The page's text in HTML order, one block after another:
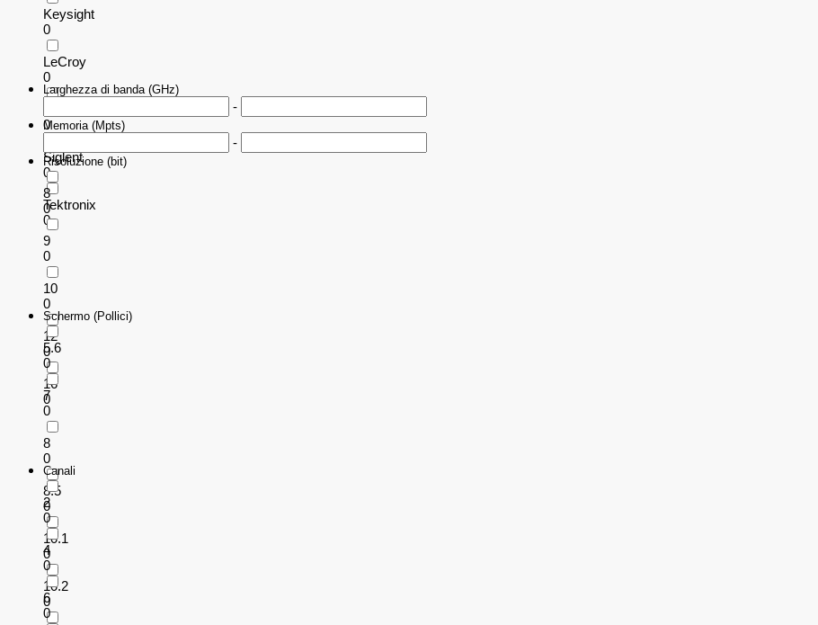
Keysight
0
LeCroy
0
0
Siglent
0
Tektronix
0
Larghezza di banda (GHz)
-
Memoria (Mpts)
-
Risoluzione (bit)
8
0
9
0
10
0
12
0
16
0
Schermo (Pollici)
5.6
0
7
0
8
0
8.5
0
10.1
0
10.2
0
Canali
2
0
4
0
6
0